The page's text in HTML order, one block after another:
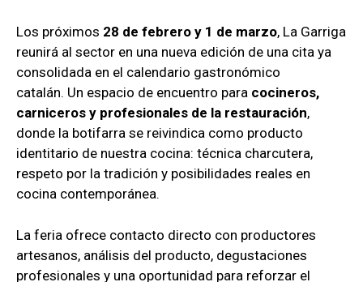
Los próximos 28 de febrero y 1 de marzo, La Garriga
reunirá al sector en una nueva edición de una cita ya
consolidada en el calendario gastronómico
catalán. Un espacio de encuentro para cocineros,
carniceros y profesionales de la restauración,
donde la botifarra se reivindica como producto
identitario de nuestra cocina: técnica charcutera,
respeto por la tradición y posibilidades reales en
cocina contemporánea.
La feria ofrece contacto directo con productores
artesanos, análisis del producto, degustaciones
profesionales y una oportunidad para reforzar el